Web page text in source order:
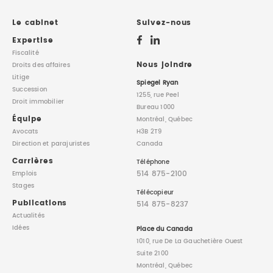
PROPRIÉTÉ INTELLECTUELLE
DROIT DE LA FAMILLE
Le cabinet
Expertise
Fiscalité
Droits des affaires
Litige
Succession
Droit immobilier
Équipe
Avocats
Directionet parajuristes
Carrières
Emplois
Stages
Publications
Actualités
Idées
Suivez-nous
Nous joindre
Spiegel Ryan
1255, rue Peel
Bureau 1000
Montréal, Québec
H3B 2T9
Canada
Téléphone
514 875-2100
Télécopieur
514 875-8237
Place du Canada
1010, rue De La Gauchetière Ouest
Suite 2100
Montréal, Québec